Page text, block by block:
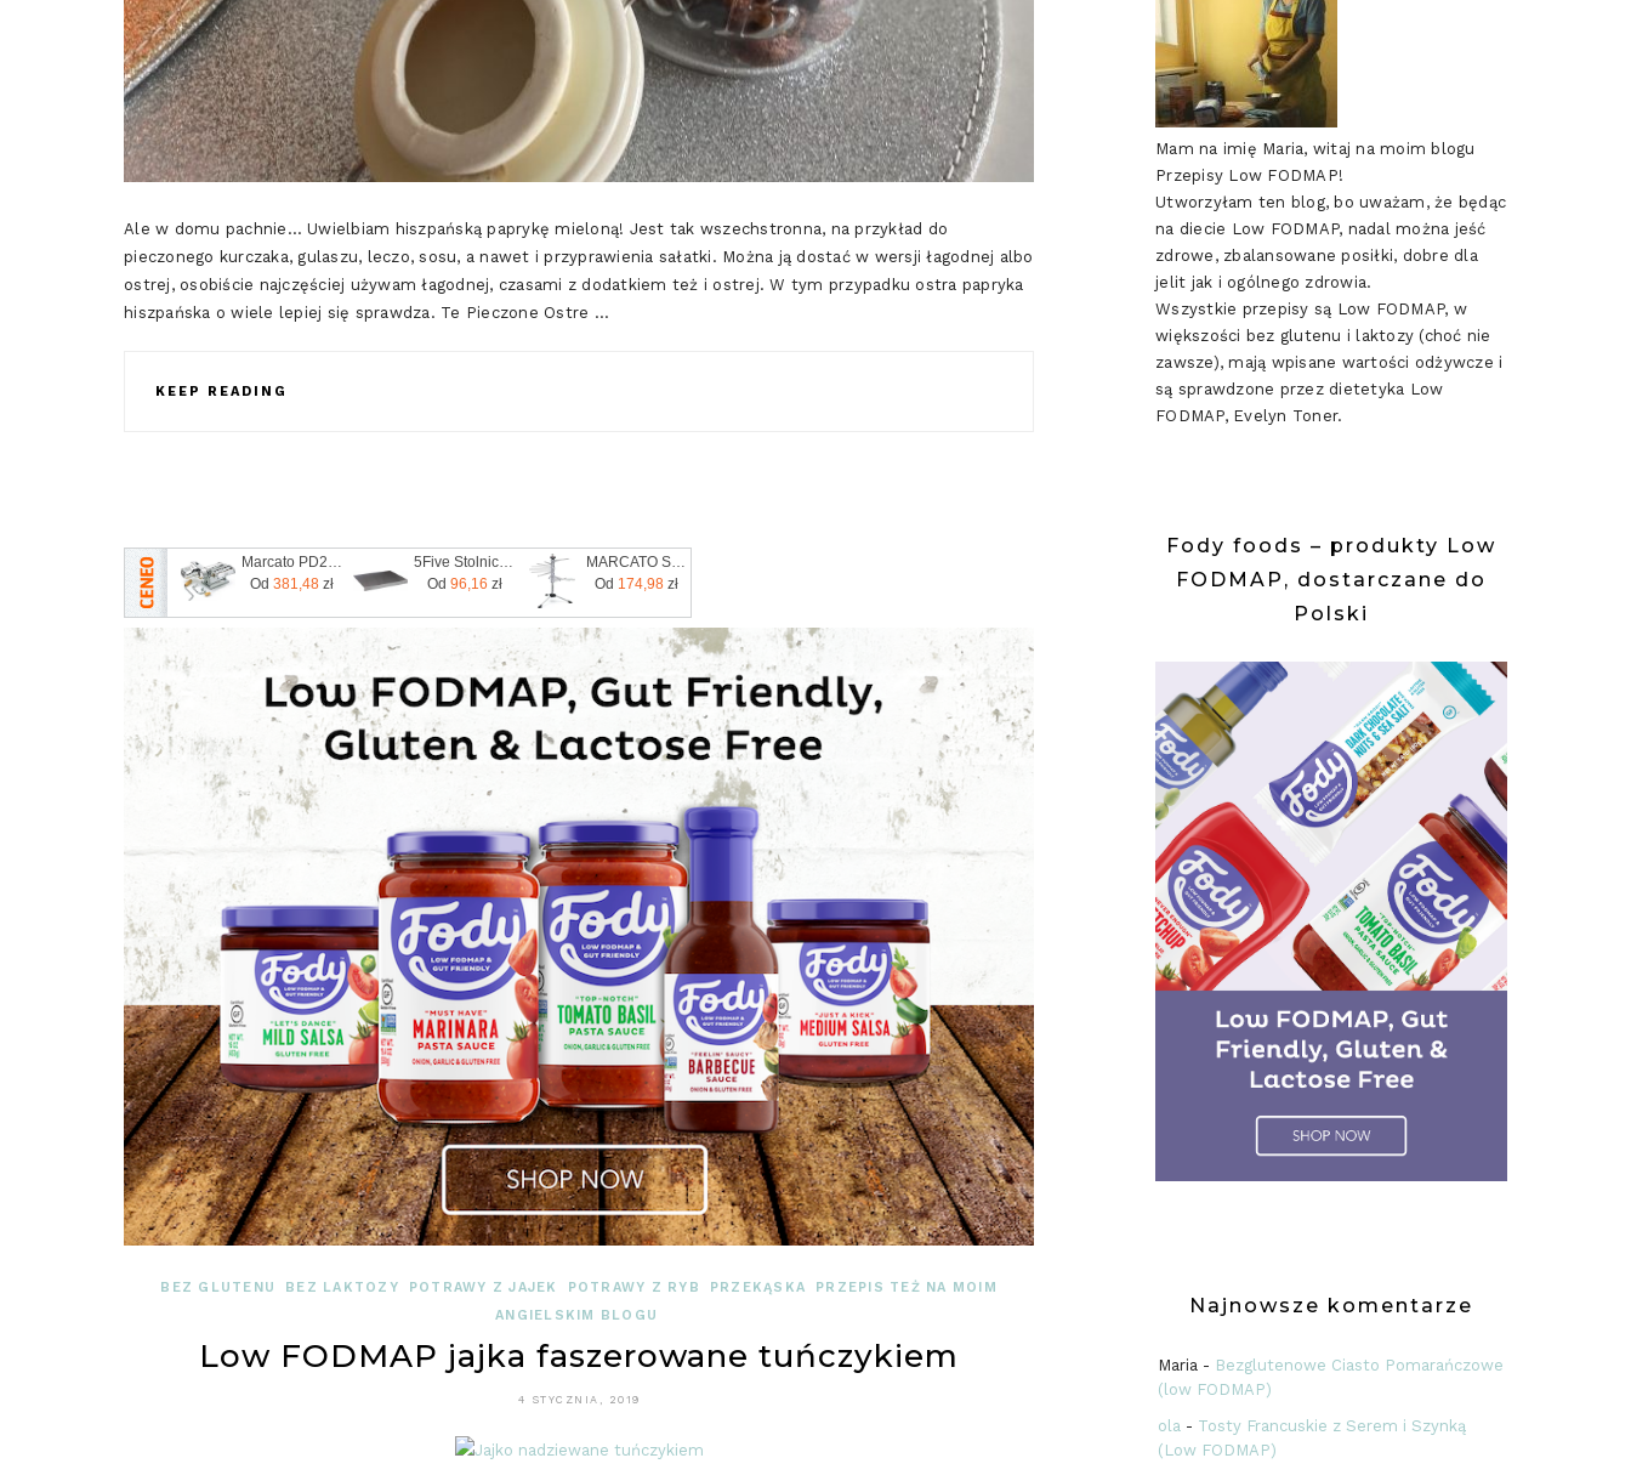
Ale w domu pachnie… Uwielbiam hiszpańską paprykę mieloną! Jest tak wszechstronna, na przykład do
pieczonego kurczaka, gulaszu, leczo, sosu, a nawet i przyprawienia sałatki. Można ją dostać w wersji łagodnej albo
ostrej, osobiście najczęściej używam łagodnej, czasami z dodatkiem też i ostrej. W tym przypadku ostra papryka
hiszpańska o wiele lepiej się sprawdza. Te Pieczone Ostre …
KEEP READING
Od 381,48 zł
5Five Stolnica Stalowa Z Rantem 50X40Cm
Od 96,16 zł
MARCATO SUSZARKA DO MAKARONU TPNEU
Od 174,98 zł
BEZ GLUTENU BEZ LAKTOZY POTRAWY Z JAJEK POTRAWY Z RYB PRZEKĄSKA
PRZEPIS TEŻ NA MOIM
ANGIELSKIM BLOGU
Low FODMAP jajka faszerowane tuńczykiem
4 STYCZNIA, 2019
Mam na imię Maria, witaj na moim blogu
Przepisy Low FODMAP!
Utworzyłam ten blog, bo uważam, że będąc
na diecie Low FODMAP, nadal można jeść
zdrowe, zbalansowane posiłki, dobre dla
jelit jak i ogólnego zdrowia.
Wszystkie przepisy są Low FODMAP, w
większości bez glutenu i laktozy (choć nie
zawsze), mają wpisane wartości odżywcze i
są sprawdzone przez dietetyka Low
FODMAP, Evelyn Toner.
Fody foods – produkty Low
FODMAP, dostarczane do
Polski
Najnowsze komentarze
Maria - Bezglutenowe Ciasto Pomarańczowe
(low FODMAP)
ola - Tosty Francuskie z Serem i Szynką
(Low FODMAP)